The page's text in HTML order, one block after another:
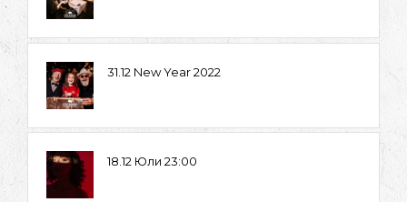
31.12 New Year 2022
18.12 Юли 23:00